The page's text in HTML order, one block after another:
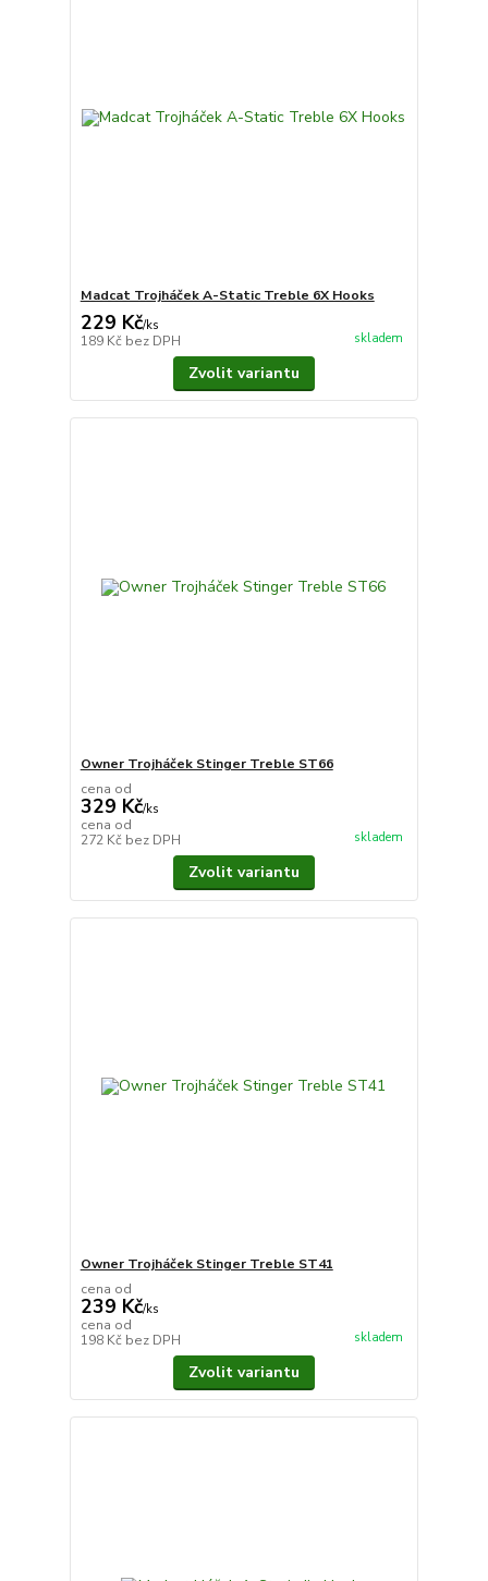
Madcat Trojháček A-Static Treble 6X Hooks
229 Kč/ks
189 Kč bez DPH skladem
Zvolit variantu
Owner Trojháček Stinger Treble ST66
cena od
329 Kč/ks
cena od
272 Kč bez DPH skladem
Zvolit variantu
Owner Trojháček Stinger Treble ST41
cena od
239 Kč/ks
cena od
198 Kč bez DPH skladem
Zvolit variantu